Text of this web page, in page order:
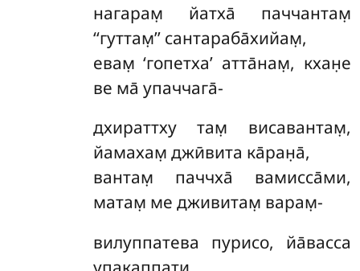
нагарам̣ йатха̄ паччантам̣
‘‘гуттам̣’’ сантараба̄хийам̣,
евам̣ ‘гопетха’ атта̄нам̣, кхан̣е
ве ма̄ упаччага̄-
дхираттхутам̣ висавантам̣,
йамахам̣ джӣвита ка̄ран̣а̄,
вантам̣ паччха̄ вамисса̄ми,
матам̣ ме дживитам̣ варам̣-
вилуппатева пурисо, йа̄васса